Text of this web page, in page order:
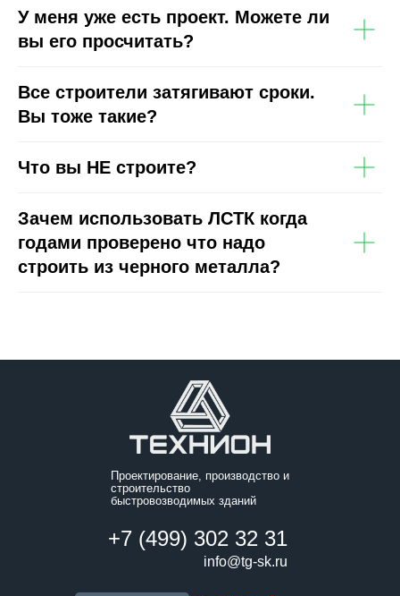
У меня уже есть проект. Можете ли
вы его просчитать?
Все строители затягивают сроки.
Вы тоже такие?
Что вы НЕ строите?
Зачем использовать ЛСТК когда
годами проверено что надо
строить из черного металла?
Проектирование, производство и
строительство
быстровозводимых зданий
+7 (499) 302 32 31
info@tg-sk.ru